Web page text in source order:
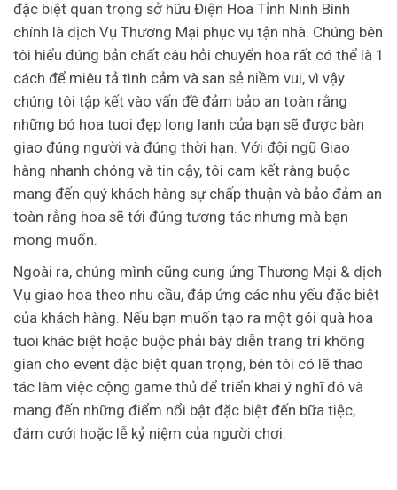
đặc biệt quan trọng sở hữu Điện Hoa Tỉnh Ninh Bình
chính là dịch Vụ Thương Mại phục vụ tận nhà. Chúng bên
tôi hiểu đúng bản chất câu hỏi chuyển hoa rất có thể là 1
cách để miêu tả tình cảm và san sẻ niềm vui, vì vậy
chúng tôi tập kết vào vấn đề đảm bảo an toàn rằng
những bó hoa tuoi đẹp long lanh của bạn sẽ được bàn
giao đúng người và đúng thời hạn. Với đội ngũ Giao
hàng nhanh chóng và tin cậy, tôi cam kết ràng buộc
mang đến quý khách hàng sự chấp thuận và bảo đảm an
toàn rằng hoa sẽ tới đúng tương tác nhưng mà bạn
mong muốn.
Ngoài ra, chúng mình cũng cung ứng Thương Mại & dịch
Vụ giao hoa theo nhu cầu, đáp ứng các nhu yếu đặc biệt
của khách hàng. Nếu bạn muốn tạo ra một gói quà hoa
tuoi khác biệt hoặc buộc phải bày diễn trang trí không
gian cho event đặc biệt quan trọng, bên tôi có lẽ thao
tác làm việc cộng game thủ để triển khai ý nghĩ đó và
mang đến những điểm nổi bật đặc biệt đến bữa tiệc,
đám cưới hoặc lễ kỷ niệm của người chơi.